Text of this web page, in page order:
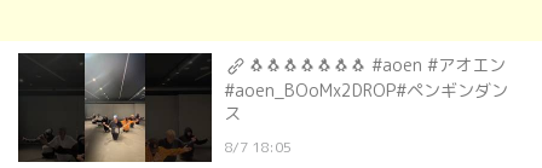
🐧🐧🐧🐧🐧🐧🐧 #aoen #アオエン
#aoen_BOoMx2DROP#ペンギンダン
ス
8/7 18:05